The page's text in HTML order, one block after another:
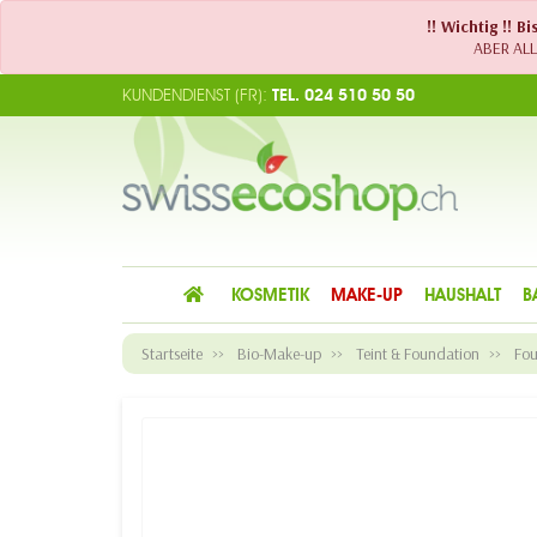
!! Wichtig !!
ABER
KUNDENDIENST (FR): TEL. 024 510 50 50
KOSMETIK MAKE-UP HAUSHALT
Startseite Bio-Make-up Teint & Foundation